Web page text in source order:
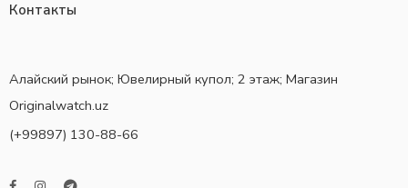
Контакты
Алайский рынок; Ювелирный купол; 2 этаж; Магазин
Originalwatch.uz
(+99897) 130-88-66